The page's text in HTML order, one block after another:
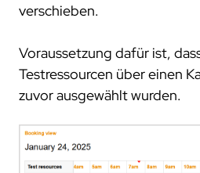
verschieben.
Voraussetzung dafür ist,
Testressourcen über einen
zuvor ausgewählt wurden.